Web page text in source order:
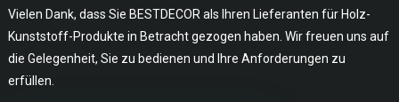
Vielen Dank, dass Sie BESTDECOR als Ihren Lieferanten für Holz-
Kunststoff-Produkte in Betracht gezogen haben. Wir freuen uns auf
die Gelegenheit, Sie zu bedienen und Ihre Anforderungen zu
erfüllen.